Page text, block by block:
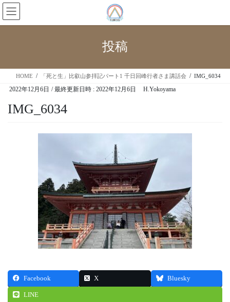
投稿
HOME 「死と生」比叡山参拝記パート1 千日回峰行者さま講話会 IMG_6034
2022年12月6日 / 最終更新日時 : 2022年12月6日 H.Yokoyama
IMG_6034
Facebook X Bluesky
LINE